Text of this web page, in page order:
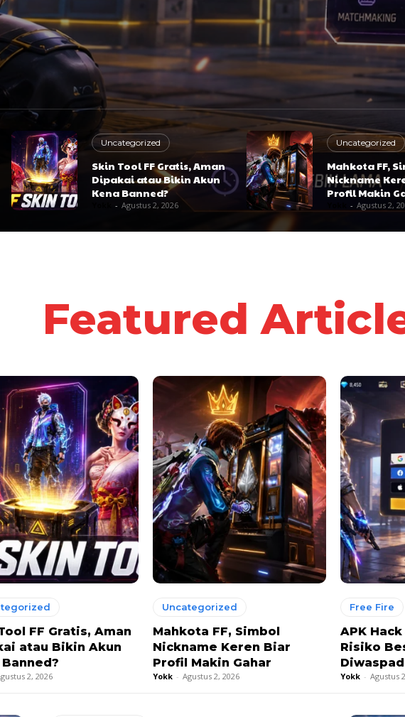
Uncategorized
Skin Tool FF Gratis, Aman
Dipakai atau Bikin Akun
Kena Banned?
- Agustus 2, 2026
Uncategorized
Mahkota FF,
Nickname
Profil Makin
- Agustus 2,
Featured
FF Gratis, Aman
atau Bikin Akun
2, 2026
Uncategorized
Mahkota FF, Simbol
Nickname Keren Biar
Profil Makin Gahar
Yokk - Agustus 2, 2026
Free Fire
APK
Risiko
Yokk - Agustus